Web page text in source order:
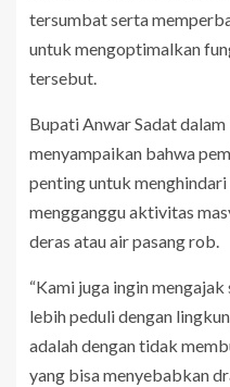
tersumbat serta
untuk mengoptimalkan
tersebut.
Bupati Anwar Sadat
menyampaikan bahwa
penting untuk
mengganggu aktivitas
deras atau air pasang rob.
“Kami juga ingin
lebih peduli dengan
adalah dengan tidak
yang bisa menyebabkan